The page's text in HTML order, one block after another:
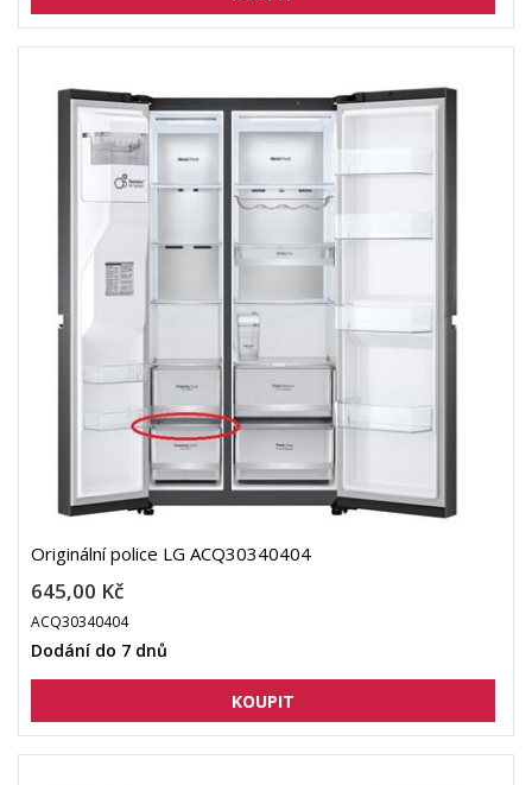
Originální police LG ACQ30340404
645,00 Kč
ACQ30340404
Dodání do 7 dnů